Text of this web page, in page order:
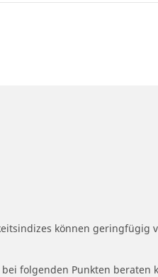
können geringfügig
folgenden Punkten beraten